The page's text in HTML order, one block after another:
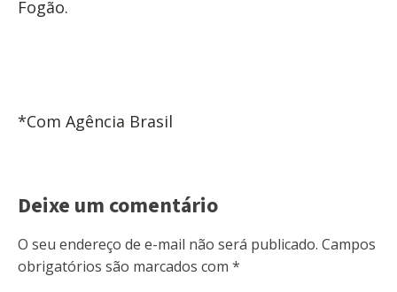
Fogão.
*Com Agência Brasil
Deixe um comentário
O seu endereço de e-mail não será publicado. Campos
obrigatórios são marcados com *